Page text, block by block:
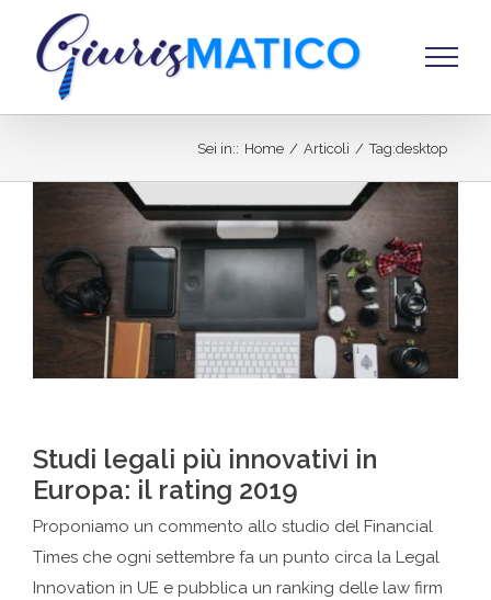
contenuto
Sei in:: Home / Articoli / Tag:desktop
Studi legali più innovativi in
Europa: il rating 2019
Proponiamo un commento allo studio del Financial
Times che ogni settembre fa un punto circa la Legal
Innovation in UE e pubblica un ranking delle law firm